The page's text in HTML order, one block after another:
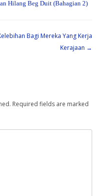
Hilang Beg Duit (Bahagian 2)
Bagi Mereka Yang Kerja
Kerajaan →
Required fields are marked